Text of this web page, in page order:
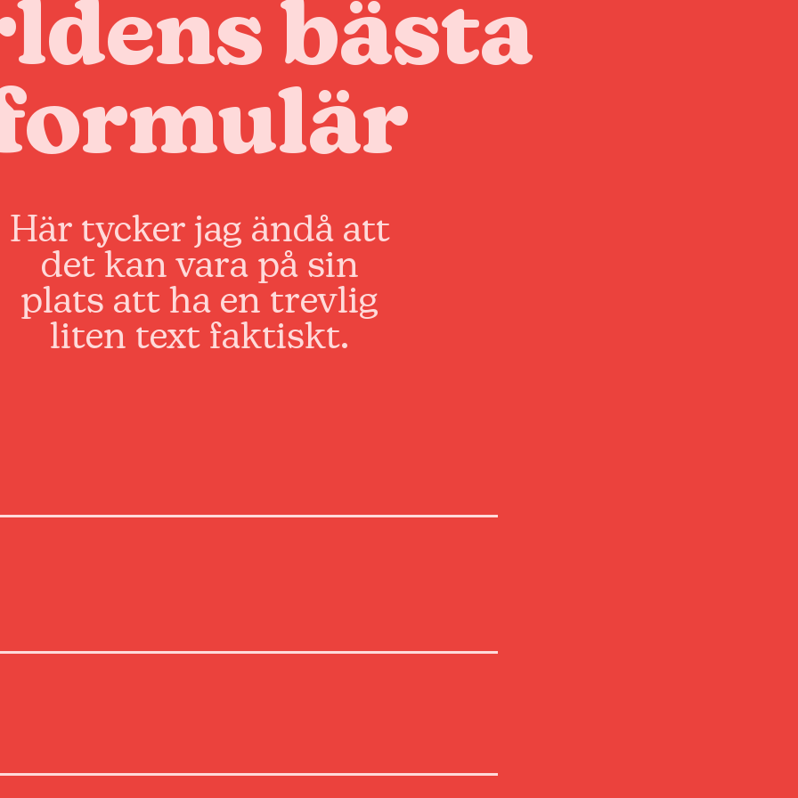
bästa
Här tycker jag ändå att
det kan vara på sin
plats att ha en trevlig
liten text faktiskt.